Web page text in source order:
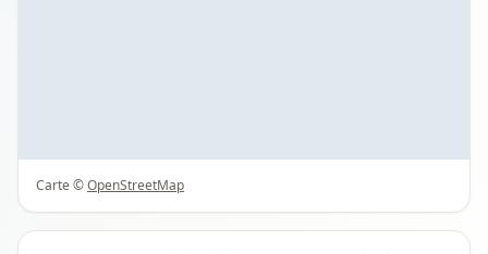
Carte ©OpenStreetMap